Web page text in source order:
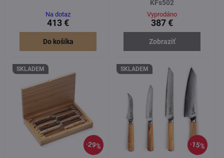
Na dotaz
413 €
Do košíka
KFs502
Vyprodáno
387 €
Zobraziť
29%
SKLADEM
15%
SKLADEM